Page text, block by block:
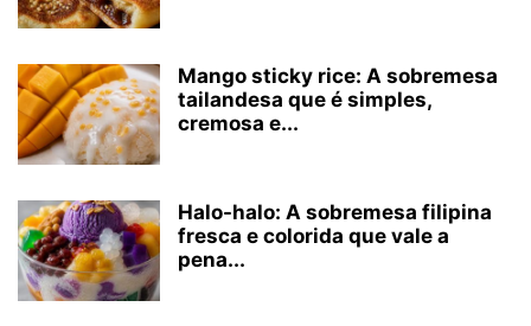
Mango sticky rice: A sobremesa
tailandesa que é simples,
cremosa e...
Halo-halo: A sobremesa filipina
fresca e colorida que vale a
pena...